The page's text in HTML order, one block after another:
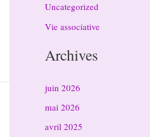
Uncategorized
Vie associative
Archives
juin 2026
mai 2026
avril 2025